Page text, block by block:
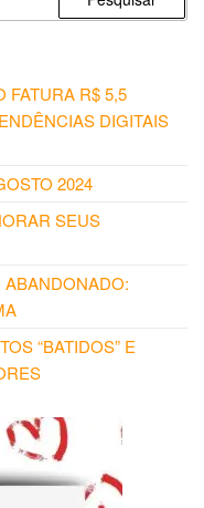
FATURA R$ 5,5
DIGITAIS
2024
SEUS
ABANDONADO:
“BATIDOS” E